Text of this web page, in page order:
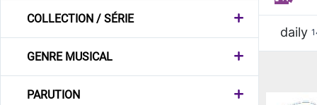
COLLECTION / SÉRIE
GENRE MUSICAL
PARUTION
daily